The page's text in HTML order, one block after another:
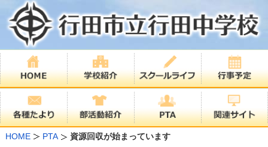
HOME PTA 資源回収が始まっています